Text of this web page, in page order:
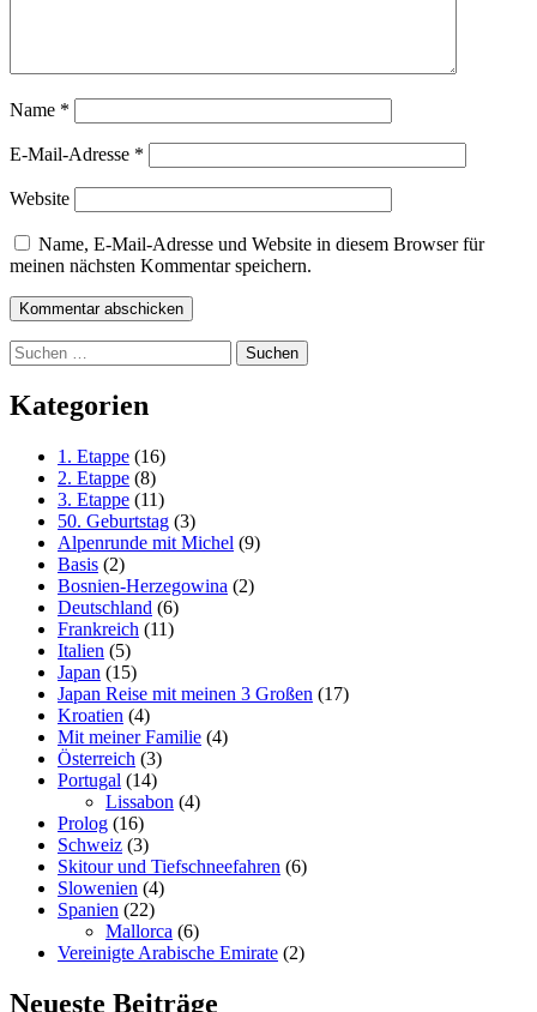
Name *
E-Mail-Adresse *
Website
Name, E-Mail-Adresse und Website in diesem Browser für
meinen nächsten Kommentar speichern.
Suchen
nach:
Kategorien
1. Etappe (16)
2. Etappe (8)
3. Etappe (11)
50. Geburtstag (3)
Alpenrunde mit Michel (9)
Basis (2)
Bosnien-Herzegowina (2)
Deutschland (6)
Frankreich (11)
Italien (5)
Japan (15)
Japan Reise mit meinen 3 Großen (17)
Kroatien (4)
Mit meiner Familie (4)
Österreich (3)
Portugal (14)
Lissabon (4)
Prolog (16)
Schweiz (3)
Skitour und Tiefschneefahren (6)
Slowenien (4)
Spanien (22)
Mallorca (6)
Vereinigte Arabische Emirate (2)
Neueste Beiträge